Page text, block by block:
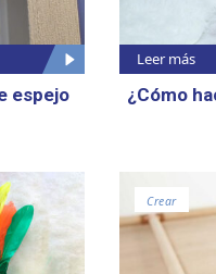
espejo
Leer más
¿Cómo
Crear